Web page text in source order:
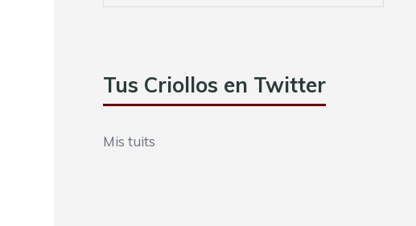
Tus Criollos en Twitter
Mis tuits